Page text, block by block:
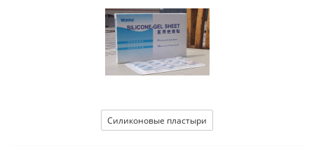
Силиконовые пластыри